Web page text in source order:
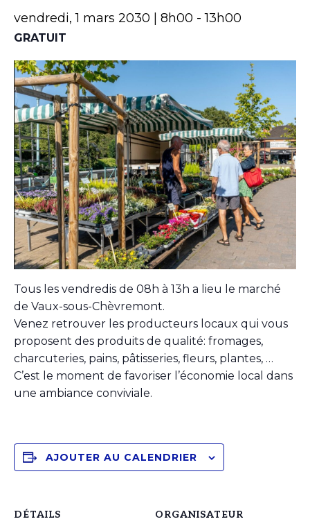
vendredi, 1 mars 2030 | 8h00 -13h00
GRATUIT
Tous les vendredis de 08h à 13h a lieu le marché
de Vaux-sous-Chèvremont.
Venez retrouver les producteurs locaux qui vous
proposent des produits de qualité: fromages,
charcuteries, pains, pâtisseries, fleurs, plantes, …
C’est le moment de favoriser l’économie local dans
une ambiance conviviale.
AJOUTER AU CALENDRIER
DÉTAILS ORGANISATEUR